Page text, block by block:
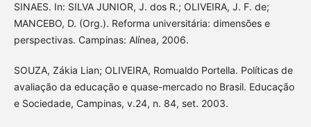
SINAES. In: SILVA JUNIOR, J. dos R.; OLIVEIRA, J. F. de;
MANCEBO, D. (Org.). Reforma universitária: dimensões e
perspectivas. Campinas: Alínea, 2006.
SOUZA, Zákia Lian; OLIVEIRA, Romualdo Portella. Políticas de
avaliação da educação e quase-mercado no Brasil. Educação
e Sociedade, Campinas, v.24, n. 84, set. 2003.